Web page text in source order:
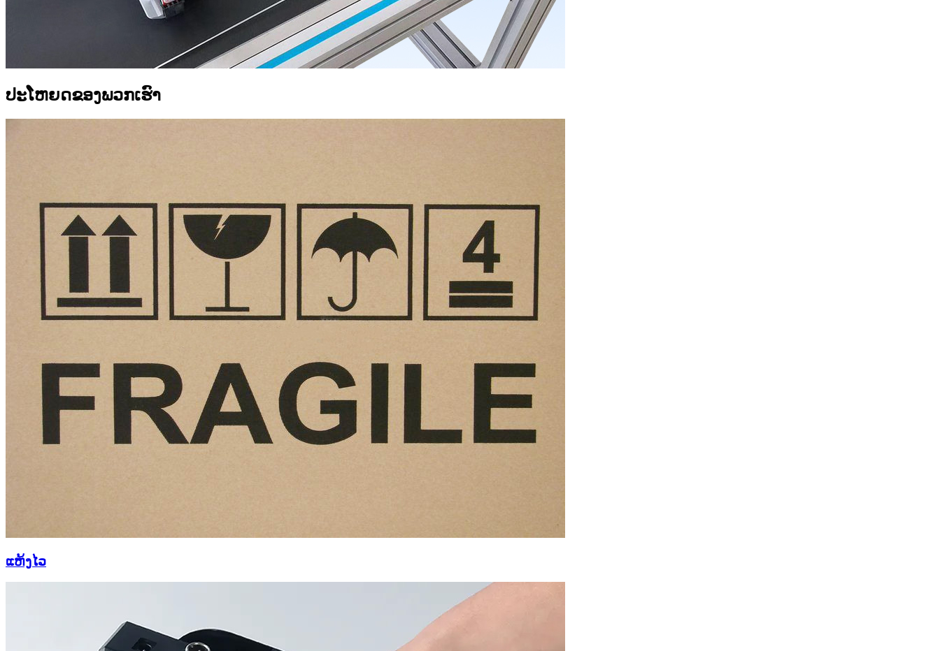
ປະໂຫຍດຂອງພວກເຮົາ
ແຫ້ງໄວ